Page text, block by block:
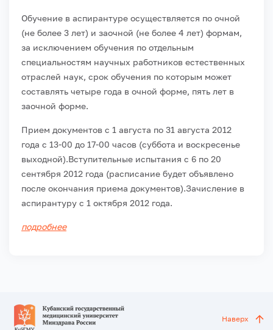
Обучение в аспирантуре осуществляется по очной
(не более 3 лет) и заочной (не более 4 лет) формам,
за исключением обучения по отдельным
специальностям научных работников естественных
отраслей наук, срок обучения по которым может
составлять четыре года в очной форме, пять лет в
заочной форме.
Прием документов с 1 августа по 31 августа 2012
года с 13-00 до 17-00 часов (суббота и воскресенье
выходной).Вступительные испытания с 6 по 20
сентября 2012 года (расписание будет объявлено
после окончания приема документов).Зачисление в
аспирантуру с 1 октября 2012 года.
подробнее
Наверх